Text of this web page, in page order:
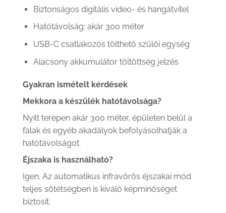
Biztonságos digitális video- és hangátvitel
Hatótávolság: akár 300 méter
USB-C csatlakozós tölthető szülői egység
Alacsony akkumulátor töltöttség jelzés
Gyakran ismételt kérdések
Mekkora a készülék hatótávolsága?
Nyílt terepen akár 300 méter, épületen belül a
falak és egyéb akadályok befolyásolhatják a
hatótávolságot.
Éjszaka is használható?
Igen. Az automatikus infravörös éjszakai mód
teljes sötétségben is kiváló képminőséget
biztosít.